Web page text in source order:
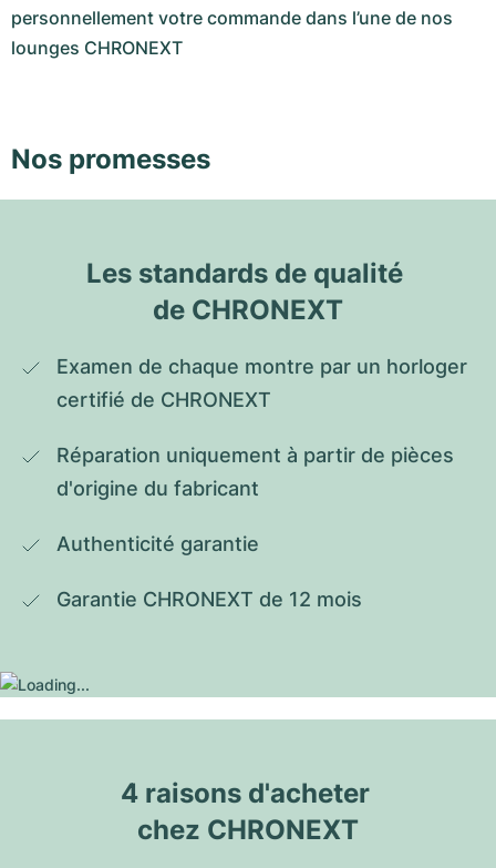
personnellement votre commande dans l’une de nos
lounges CHRONEXT
Nos promesses
Les standards de qualité
de CHRONEXT
Examen de chaque montre par un horloger
certifié de CHRONEXT
Réparation uniquement à partir de pièces
d'origine du fabricant
Authenticité garantie
Garantie CHRONEXT de 12 mois
4 raisons d'acheter
chez CHRONEXT